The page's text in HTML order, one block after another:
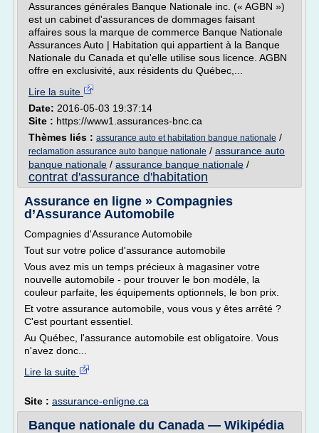
Assurances générales Banque Nationale inc. (« AGBN »)
est un cabinet d'assurances de dommages faisant
affaires sous la marque de commerce Banque Nationale
Assurances Auto | Habitation qui appartient à la Banque
Nationale du Canada et qu'elle utilise sous licence. AGBN
offre en exclusivité, aux résidents du Québec,...
Lire la suite
Date: 2016-05-03 19:37:14
Site : https://www1.assurances-bnc.ca
Thèmes liés : assurance auto et habitation banque nationale /
reclamation assurance auto banque nationale / assurance auto
banque nationale / assurance banque nationale /
contrat d'assurance d'habitation
Assurance en ligne » Compagnies
d’Assurance Automobile
Compagnies d'Assurance Automobile
Tout sur votre police d'assurance automobile
Vous avez mis un temps précieux à magasiner votre
nouvelle automobile - pour trouver le bon modèle, la
couleur parfaite, les équipements optionnels, le bon prix.
Et votre assurance automobile, vous vous y êtes arrêté ?
C'est pourtant essentiel.
Au Québec, l'assurance automobile est obligatoire. Vous
n'avez donc...
Lire la suite
Site : assurance-enligne.ca
Banque nationale du Canada — Wikipédia